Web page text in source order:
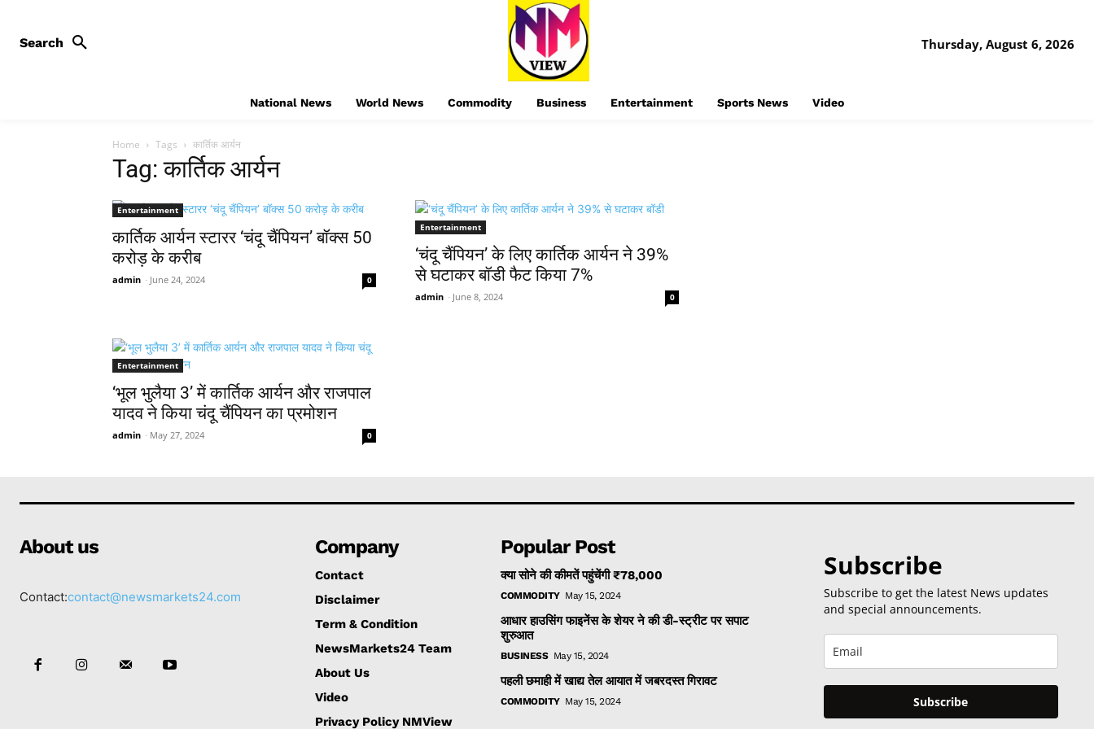
Search Thursday, August 6, 2026
National News World News Commodity Business Entertainment Sports News Video
Home Tags कार्तिक आर्यन
Tag: कार्तिक आर्यन
Entertainment
कार्तिक आर्यन स्टारर ‘चंदू चैंपियन’ बॉक्स 50
करोड़ के करीब
admin - June 24, 2024 0
Entertainment
‘चंदू चैंपियन’ के लिए कार्तिक आर्यन ने 39%
से घटाकर बॉडी फैट किया 7%
admin - June 8, 2024 0
Entertainment
‘भूल भुलैया 3’ में कार्तिक आर्यन और राजपाल
यादव ने किया चंदू चैंपियन का प्रमोशन
admin - May 27, 2024 0
About us
Contact:contact@newsmarkets24.com
Company
Contact
Disclaimer
Term & Condition
NewsMarkets24 Team
About Us
Video
Privacy Policy NMView
Popular Post
क्या सोने की कीमतें पहुंचेंगी ₹78,000
COMMODITY May 15, 2024
आधार हाउसिंग फाइनेंस के शेयर ने की डी-स्ट्रीट पर सपाट
शुरुआत
BUSINESS May 15, 2024
पहली छमाही में खाद्य तेल आयात में जबरदस्त गिरावट
COMMODITY May 15, 2024
Subscribe
Subscribe to get the latest News updates
and special announcements.
Subscribe